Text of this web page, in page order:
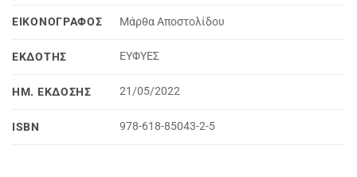
ΕΙΚΟΝΟΓΡΆΦΟΣ Μάρθα Αποστολίδου
ΕΚΔΌΤΗΣ ΕΥΦΥΕΣ
ΗΜ. ΈΚΔΟΣΗΣ 21/05/2022
ISBN 978-618-85043-2-5